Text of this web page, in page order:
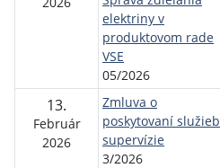
elektriny v
produktovom rade
VSE
05/2026
13.
Február
2026
Zmluva o
poskytovaní služieb
supervízie
3/2026